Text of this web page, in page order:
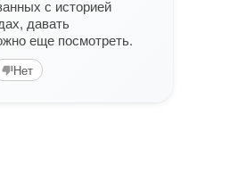
с историей
давать
еще посмотреть.
Нет